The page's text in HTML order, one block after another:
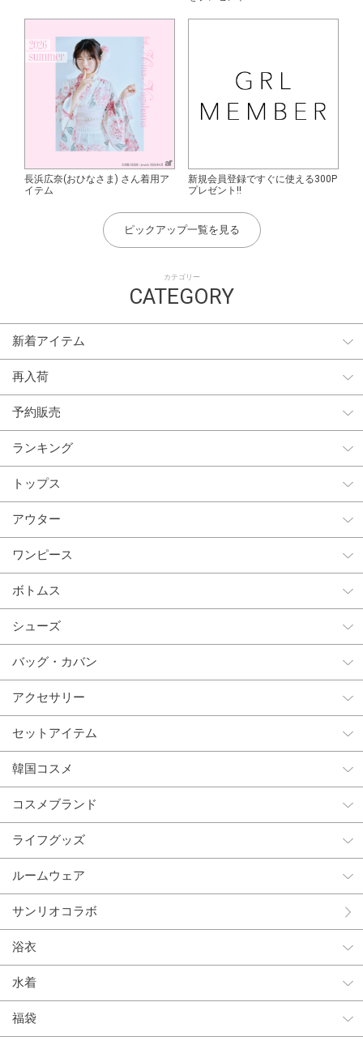
カテゴリー
CATEGORY
新着アイテム
再入荷
予約販売
ランキング
トップス
アウター
ワンピース
ボトムス
シューズ
バッグ・カバン
アクセサリー
セットアイテム
韓国コスメ
コスメブランド
ライフグッズ
ルームウェア
サンリオコラボ
浴衣
水着
福袋
長浜広奈(おひなさま) さん着用ア
イテム
新規会員登録ですぐに使える300P
プレゼント!!
ピックアップ一覧を見る